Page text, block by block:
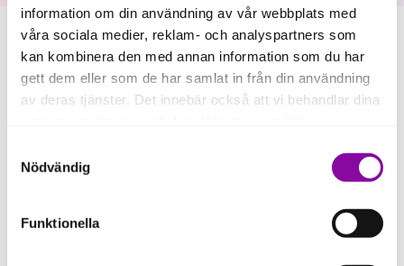
information om din användning av vår webbplats med
våra sociala medier, reklam- och analyspartners som
kan kombinera den med annan information som du har
gett dem eller som de har samlat in från din användning
av deras tjänster. Det innebär också att vi behandlar dina
Om du klickar på avvisa kommer användning av kakor
eller delning av information enligt ovan, inte att ske,
förutom för kakor som är nödvändiga för att hemsidan
ska fungera se mer under inställningar.
Nödvändig
Funktionella
AlixLabs
semiconductor industry the manufacturing of
nanostructures with characteristic size below 20 nm